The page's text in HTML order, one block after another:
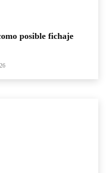
posible fichaje